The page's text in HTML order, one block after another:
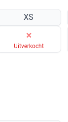
XS
×
Uitverkocht